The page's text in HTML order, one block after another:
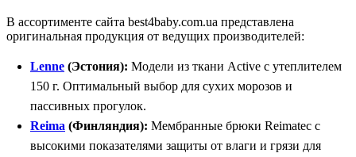
В ассортименте сайта best4baby.com.ua представлена
оригинальная продукция от ведущих производителей:
Lenne (Эстония): Модели из ткани Active с утеплителем
150 г. Оптимальный выбор для сухих морозов и
пассивных прогулок.
Reima (Финляндия): Мембранные брюки Reimatec с
высокими показателями защиты от влаги и грязи для